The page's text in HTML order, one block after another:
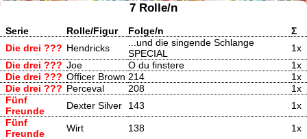
7 Rolle/n
Serie Rolle/Figur Folge/n
Σ
Die drei ??? Hendricks
...und die singende Schlange
SPECIAL
1x
Die drei ??? Joe O du finstere
1x
Die drei ??? Officer Brown 214
1x
Die drei ??? Perceval 208
1x
Fünf
Freunde
Dexter Silver 143
1x
Fünf
Freunde
Wirt 138 1x